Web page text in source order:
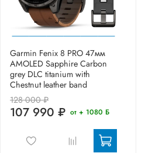
Garmin Fenix 8 PRO 47мм
AMOLED Sapphire Carbon
grey DLC titanium with
Chestnut leather band
128 000 ₽
107 990 ₽ от + 1080 Б